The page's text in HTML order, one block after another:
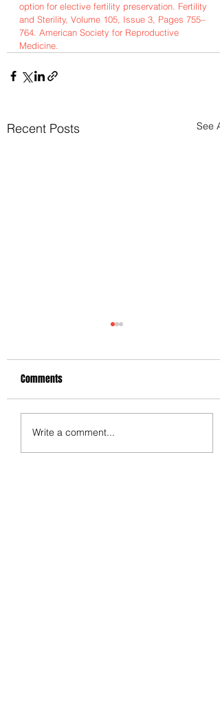
option for elective fertility preservation. Fertility
and Sterility, Volume 105, Issue 3, Pages 755–
764. American Society for Reproductive
Medicine.
Recent Posts See All
最新話題作: 心臟健康頻道
（H2C）即將上映「全心院
Comments
Write a comment...